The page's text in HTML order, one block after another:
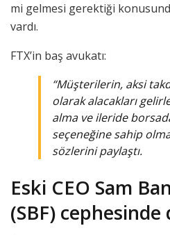
mi gelmesi gerektiği
vardı.
FTX’in baş avukatı:
“Müşterilerin, aksi
olarak alacakları
alma ve ileride
seçeneğine sahip olma
sözlerini paylaştı.
Eski CEO Sam
(SBF)